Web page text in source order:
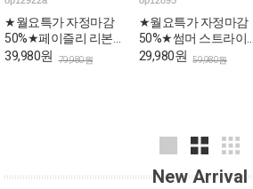
★월요특가 자정마감
50%★페이즐리 리본
스트랩 브이넥 미니 원
39,980원 79,980원
★월요특가 자정마감
50%★썸머 스트라이프
민소매 원피스
29,980원 59,980원
New Arrival